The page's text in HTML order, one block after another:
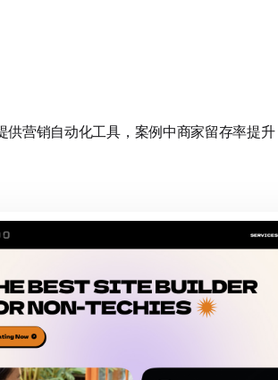
营销自动化工具，案例中商家留存率提升